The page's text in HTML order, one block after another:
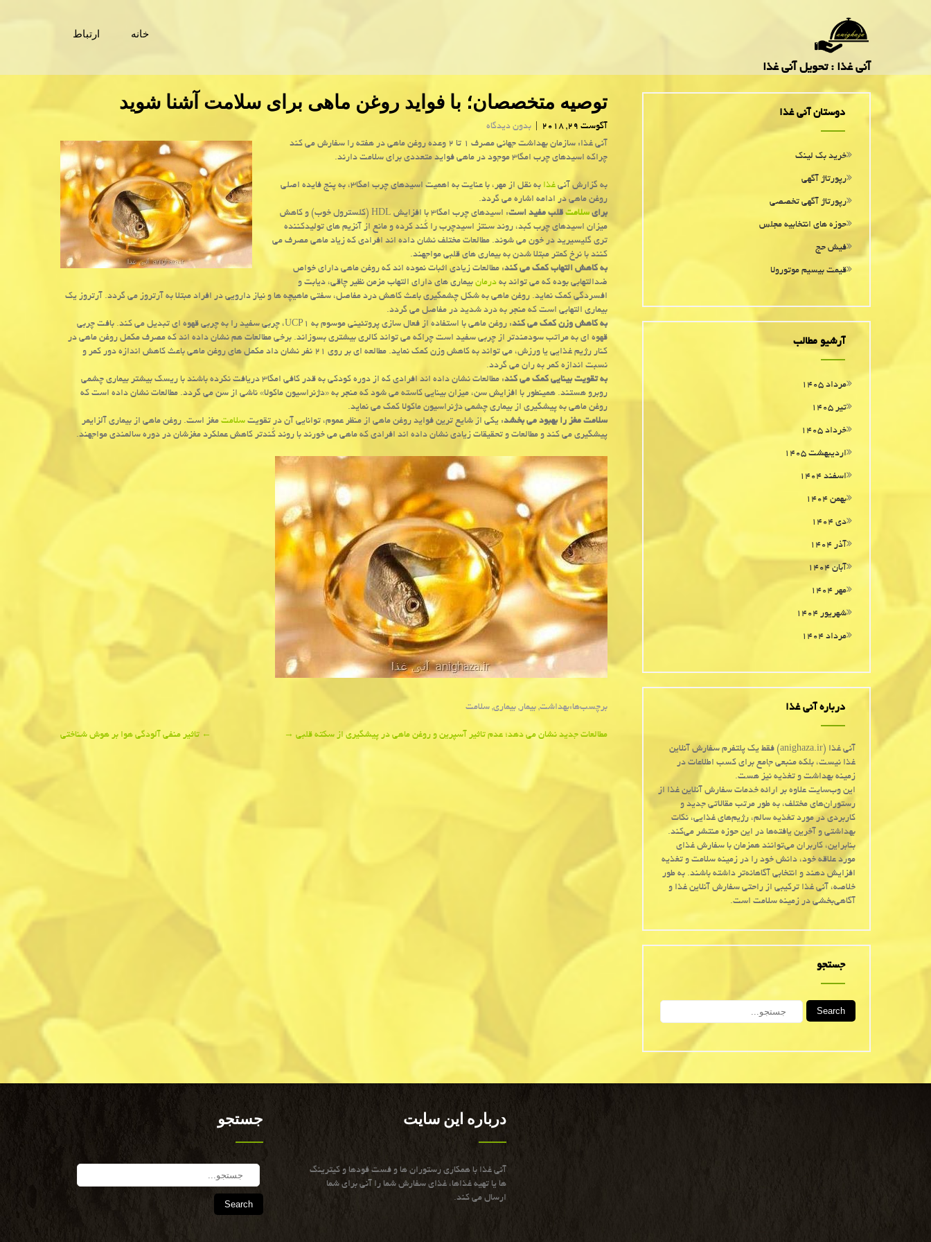
آنی غذا : تحویل آنی غذا
خانه ارتباط
توصیه متخصصان؛ با فواید روغن ماهی برای سلامت آشنا شوید
آگوست 29, 2018
بدون دیدگاه
آنی غذا: سازمان بهداشت جهانی مصرف ۱ تا ۲ وعده روغن ماهی در هفته را سفارش می كند
چراكه اسیدهای چرب امگا۳ موجود در ماهی فواید متعددی برای سلامت دارند.
به گزارش آنی غذا
به نقل از مهر، با عنایت به اهمیت اسیدهای چرب امگا۳، به پنج فایده اصلی
روغن ماهی در ادامه اشاره می گردد.
برای سلامت قلب مفید است
: اسیدهای چرب امگا۳ با افزایش HDL (كلسترول خوب) و كاهش
میزان اسیدهای چرب كبد، روند سنتز اسیدچرب را كُند كرده و مانع از آنزیم های تولیدكننده
تری گلیسیرید در خون می شوند. مطالعات مختلف نشان داده اند افرادی كه زیاد ماهی مصرف می
كنند با نرخ كمتر مبتلا شدن به بیماری های قلبی مواجهند.
به كاهش التهاب كمك می كند: مطالعات زیادی اثبات نموده اند كه روغن ماهی دارای خواص
ضدالتهابی بوده كه می تواند به درمان بیماری های دارای التهاب مزمن نظیر چاقی، دیابت و
افسردگی كمك نماید. روغن ماهی به شكل چشمگیری باعث كاهش درد مفاصل، سفتی ماهیچه ها و نیاز دارویی در افراد مبتلا به آرتروز می گردد. آرتروز یك
بیماری التهابی است كه منجر به درد شدید در مفاصل می گردد.
به كاهش وزن كمك می كند
: روغن ماهی با استفاده از فعال سازی پروتئینی موسوم به UCP۱، چربی سفید را به چربی قهوه ای تبدیل می كند. بافت چربی
قهوه ای به مراتب سودمندتر از چربی سفید است چراكه می تواند كالری بیشتری بسوزاند. برخی مطالعات هم نشان داده اند كه مصرف مكمل روغن ماهی در
كنار رژیم غذایی یا ورزش، می تواند به كاهش وزن كمك نماید. مطالعه ای بر روی ۲۱ نفر نشان داد مكمل های روغن ماهی باعث كاهش اندازه دور كمر و
نسبت اندازه كمر به ران می گردد.
به تقویت بینایی كمك می كند
: مطالعات نشان داده اند افرادی كه از دوره كودكی به قدر كافی امگا۳ دریافت نكرده باشند با ریسك بیشتر بیماری چشمی
روبرو هستند. همینطور با افزایش سن، میزان بینایی كاسته می شود كه منجر به «دژنراسیون ماكولا» ناشی از سن می گردد. مطالعات نشان داده است كه
روغن ماهی به پیشگیری از بیماری چشمی دژنراسیون ماكولا كمك می نماید.
سلامت مغز را بهبود می بخشد: یكی از شایع ترین فواید روغن ماهی از منظر عموم، توانایی آن در تقویت سلامت مغز است. روغن ماهی از بیماری آلزایمر
پیشگیری می كند و مطالعات و تحقیقات زیادی نشان داده اند افرادی كه ماهی می خورند با روند كُندتر كاهش عملكرد مغزشان در دوره سالمندی مواجهند.
برچسب‌ها:بهداشت, بیمار, بیماری, سلامت
Post
← تاثیر منفی آلودگی هوا بر هوش شناختی مطالعات جدید نشان می دهد؛ عدم تاثیر آسپرین و روغن ماهی در پیشگیری از سكته قلبی →
دوستان آنی غذا
خرید بک لینک
رپورتاژ آگهی
رپورتاژ آگهی تخصصی
حوزه های انتخابیه مجلس
فیش حج
قیمت بیسیم موتورولا
آرشیو مطالب
مرداد ۱۴۰۵
تیر ۱۴۰۵
خرداد ۱۴۰۵
اردیبهشت ۱۴۰۵
اسفند ۱۴۰۴
بهمن ۱۴۰۴
دی ۱۴۰۴
آذر ۱۴۰۴
آبان ۱۴۰۴
مهر ۱۴۰۴
شهریور ۱۴۰۴
مرداد ۱۴۰۴
درباره آنی غذا
آنی غذا (anighaza.ir) فقط یک پلتفرم سفارش آنلاین
غذا نیست، بلکه منبعی جامع برای کسب اطلاعات در
زمینه بهداشت و تغذیه نیز هست.
این وب‌سایت علاوه بر ارائه خدمات سفارش آنلاین غذا از
رستوران‌های مختلف، به طور مرتب مقالاتی جدید و
کاربردی در مورد تغذیه سالم، رژیم‌های غذایی، نکات
بهداشتی و آخرین یافته‌ها در این حوزه منتشر می‌کند.
بنابراین، کاربران می‌توانند همزمان با سفارش غذای
مورد علاقه خود، دانش خود را در زمینه سلامت و تغذیه
افزایش دهند و انتخابی آگاهانه‌تر داشته باشند. به طور
خلاصه، آنی غذا ترکیبی از راحتی سفارش آنلاین غذا و
آگاهی‌بخشی در زمینه سلامت است.
جستجو
Search
جستجو درباره این سایت
آنی غذا با همكاری رستوران ها و فست فودها و كیترینگ
ها یا تهیه غذاها، غذای سفارش شما را آنی برای شما
ارسال می كند.